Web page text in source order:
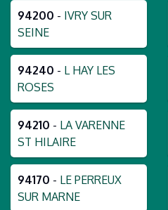
94200 - IVRY SUR
SEINE
94240 - L HAY LES
ROSES
94210 - LA VARENNE
ST HILAIRE
94170 - LE PERREUX
SUR MARNE